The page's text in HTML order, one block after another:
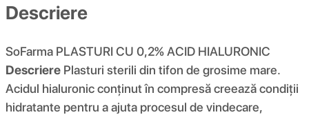
Descriere
SoFarma PLASTURI CU 0,2% ACID HIALURONIC
Descriere Plasturi sterili din tifon de grosime mare.
Acidul hialuronic conținut în compresă creează condiții
hidratante pentru a ajuta procesul de vindecare,